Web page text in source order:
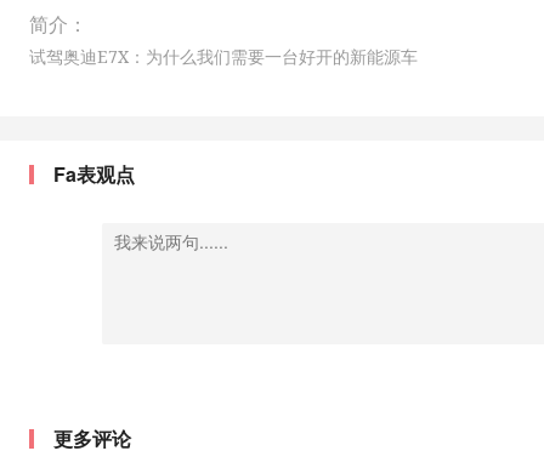
简介：
试驾奥迪E7X：为什么我们需要一台好开的新能源车
Fa表观点
更多评论